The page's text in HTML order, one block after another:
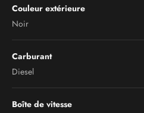
Couleur extérieure
Noir
Carburant
Diesel
Boîte de vitesse